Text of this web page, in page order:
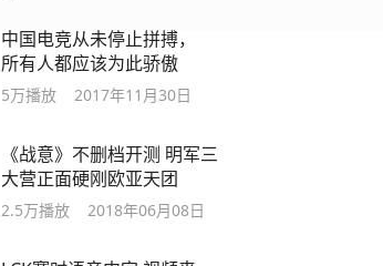
中国电竞从未停止拼搏，
所有人都应该为此骄傲
5万播放 2017年11月30日
《战意》不删档开测 明军三
大营正面硬刚欧亚天团
2.5万播放 2018年06月08日